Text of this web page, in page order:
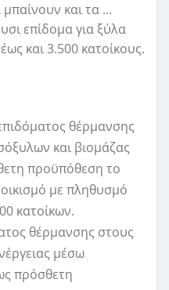
και τα …
επίδομα για ξύλα
και 3.500 κατοίκους.
θέρμανσης
και βιομάζας
προϋπόθεση το
με πληθυσμό
κατοίκων.
θέρμανσης στους
μέσω
πρόσθετη